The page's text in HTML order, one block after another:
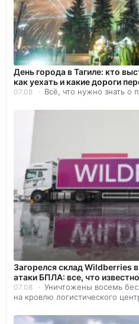
День города в Тагиле: кто
как уехать и какие дороги
07.08 Всё, что нужно знать о
Загорелся склад Wildberries
атаки БПЛА: все, что
07.08
Уничтожены восемь
на кровлю логистического